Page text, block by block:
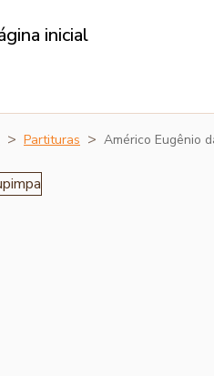
Partituras Américo Eugênio